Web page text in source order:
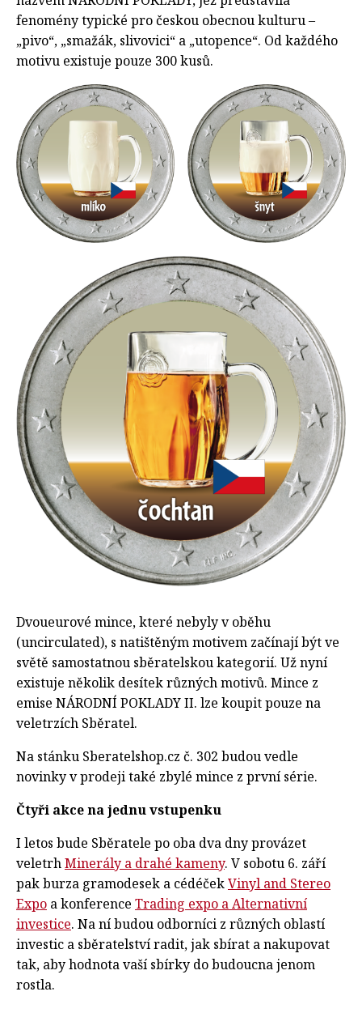
fenomény typické pro českou obecnou kulturu –
„pivo“, „smažák, slivovici“ a „utopence“. Od každého
motivu existuje pouze 300 kusů.
Dvoueurové mince, které nebyly v oběhu
(uncirculated), s natištěným motivem začínají být ve
světě samostatnou sběratelskou kategorií. Už nyní
existuje několik desítek různých motivů. Mince z
emise NÁRODNÍ POKLADY II. lze koupit pouze na
veletrzích Sběratel.
Na stánku Sberatelshop.cz č. 302 budou vedle
novinky v prodeji také zbylé mince z první série.
Čtyři akce na jednu vstupenku
I letos bude Sběratele po oba dva dny provázet
veletrhMinerály a drahé kameny. V sobotu 6. září
pak burza gramodesek a cédéčekVinyl and Stereo
Expo a konference Trading expo a Alternativní
investice. Na ní budou odborníci z různých oblastí
investic a sběratelství radit, jak sbírat a nakupovat
tak, aby hodnota vaší sbírky do budoucna jenom
rostla.